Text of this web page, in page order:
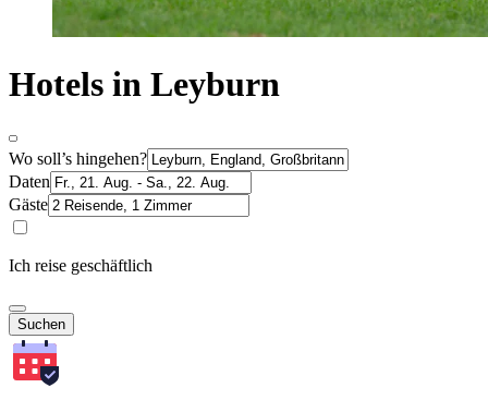
Hotels in Leyburn
Wo soll’s hingehen?
Daten
Gäste
Ich reise geschäftlich
Suchen